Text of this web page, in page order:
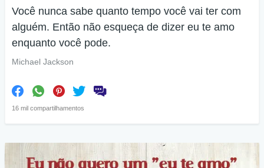
Você nunca sabe quanto tempo você vai ter com
alguém. Então não esqueça de dizer eu te amo
enquanto você pode.
Michael Jackson
16 mil compartilhamentos